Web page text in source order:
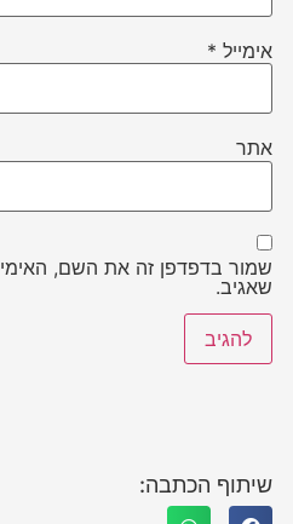
אימייל *
אתר
שמור בדפדפן זה את השם,
שאגיב.
שיתוף הכתבה: